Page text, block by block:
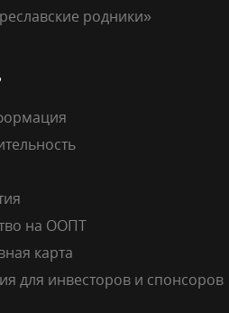
родники»
на ООПТ
карта
для инвесторов и спонсоров